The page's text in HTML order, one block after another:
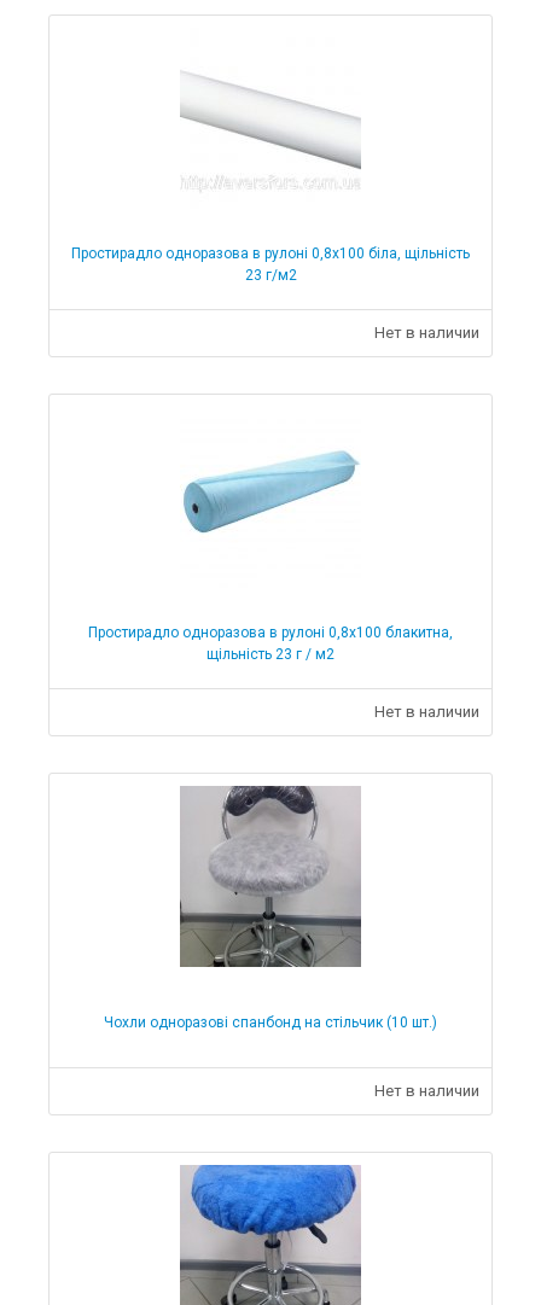
Простирадло одноразова в рулоні 0,8х100 біла, щільність
23 г/м2
Нет в наличии
Простирадло одноразова в рулоні 0,8х100 блакитна,
щільність 23 г / м2
Нет в наличии
Чохли одноразові спанбонд на стільчик (10 шт.)
Нет в наличии